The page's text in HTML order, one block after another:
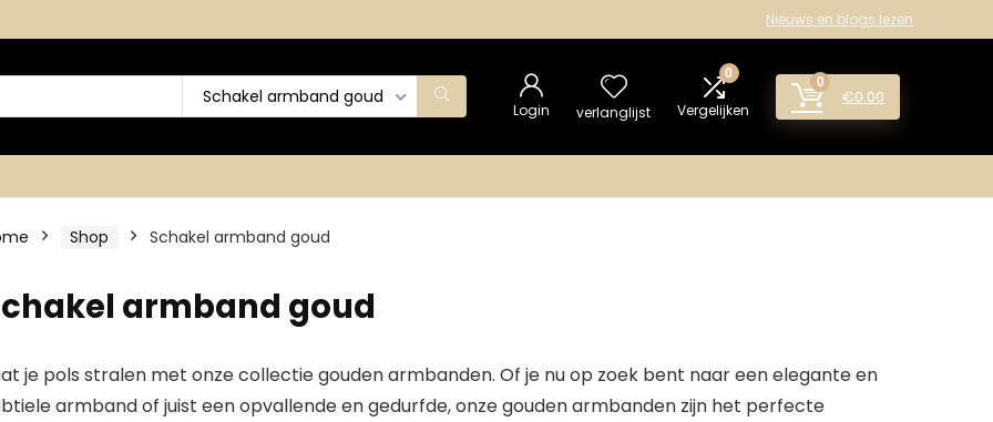
Nieuws en blogs lezen
Schakel armband goud
Login verlanglijst
0
Vergelijken
0
€0.00
Shop Schakel armband goud
armband goud
je pols stralen met onze collectie gouden armbanden. Of je nu op zoek bent naar een elegante en
armband of juist een opvallende en gedurfde, onze gouden armbanden zijn het perfecte